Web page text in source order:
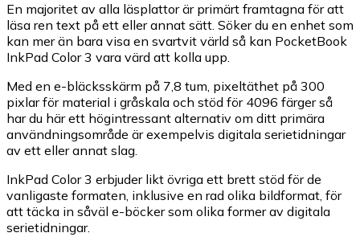
En majoritet av alla läsplattor är primärt framtagna för att
läsa ren text på ett eller annat sätt. Söker du en enhet som
kan mer än bara visa en svartvit värld så kan PocketBook
InkPad Color 3 vara värd att kolla upp.
Med en e-bläcksskärm på 7,8 tum, pixeltäthet på 300
pixlar för material i gråskala och stöd för 4096 färger så
har du här ett högintressant alternativ om ditt primära
användningsområde är exempelvis digitala serietidningar
av ett eller annat slag.
InkPad Color 3 erbjuder likt övriga ett brett stöd för de
vanligaste formaten, inklusive en rad olika bildformat, för
att täcka in såväl e-böcker som olika former av digitala
serietidningar.